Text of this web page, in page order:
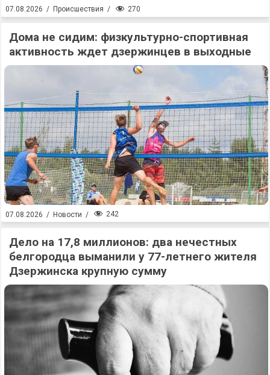
07.08.2026 / Происшествия / 270
Дома не сидим: физкультурно-спортивная
активность ждет дзержинцев в выходные
07.08.2026 / Новости / 242
Дело на 17,8 миллионов: два нечестных
белгородца выманили у 77-летнего жителя
Дзержинска крупную сумму